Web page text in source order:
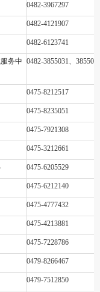
0482-3967297
0482-4121907
0482-6123741
务中 0482-3855031、
0475-8212517
0475-8235051
0475-7921308
0475-3212661
0475-6205529
0475-6212140
0475-4777432
0475-4213881
0475-7228786
0479-8266467
0479-7512850